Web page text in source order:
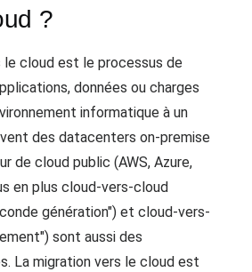
?
le cloud est le processus de
données ou charges
informatique à un
des datacenters on-premise
de cloud public (AWS, Azure,
en plus cloud-vers-cloud
génération") et cloud-vers-
sont aussi des
La migration vers le cloud est